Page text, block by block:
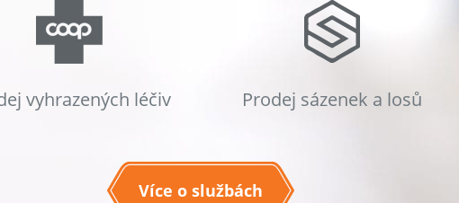
vyhrazených léčiv Prodej sázenek a losů
Více o službách